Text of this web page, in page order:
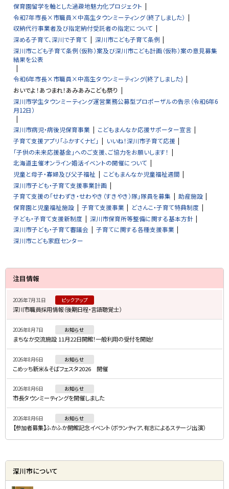
保育園留学を軸とした過疎地魅力化プロジェクト
令和7年市長×市職員×中高生タウンミーティング（終了しました）
収納代行事業者及び指定納付受託者の指定について
深める子育て、深川で子育て
深川市こども子育て条例
深川市こども子育て条例（仮称）案及び深川市こども計画（仮称）案の意見募集
結果を公表
令和6年市長×市職員×中高生タウンミーティング(終了しました)
おいでよ！あつまれ！あみあみこども祭り
深川市学生タウンミーティング運営業務公募型プロポーザルの告示（令和6年6
月12日）
深川市病児・病後児保育事業
こどもまんなか応援サポーター宣言
子育て支援アプリ「ふかすくナビ」
いいね！深川市子育て応援
「子供の未来応援基金」へのご支援、ご協力をお願いします！
北海道主催オンライン婚活イベントの開催について
児童と母子・寡婦及び父子福祉
こどもまんなか児童福祉週間
深川市子ども・子育て支援事業計画
子育て支援の「せわずき・せわやき（すきやき）隊」隊員を募集
助産施設
保育園と児童福祉施設
子育て支援事業
どさんこ・子育て特典制度
子ども・子育て支援新制度
深川市保育所等整備に関する基本方針
深川市子ども・子育て審議会
子育てに関する各種支援事業
深川市こども家庭センター
サ
イ
・
メ
ニ
ュ
ー
注目情報
2026年7月31日 ピックアップ
深川市職員採用情報（後期日程・言語聴覚士）
2026年8月7日 お知らせ
まちなか交流施設 11月22日開館！一般利用の受付を開始！
2026年8月6日 お知らせ
こめッち新米＆そばフェスタ2026 開催
2026年8月6日 お知らせ
市長タウンミーティングを開催しました
2026年8月6日 お知らせ
【参加者募集】ふかふか開館記念イベント（ボランティア、有志によるステージ出演）
深川市について